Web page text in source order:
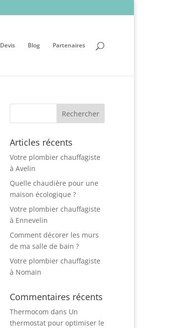
Devis Blog Partenaires
Articles récents
Votre plombier chauffagiste
à Avelin
Quelle chaudière pour une
maison écologique ?
Votre plombier chauffagiste
à Ennevelin
Comment décorer les murs
de ma salle de bain ?
Votre plombier chauffagiste
à Nomain
Commentaires récents
Thermocom dans Un
thermostat pour optimiser le